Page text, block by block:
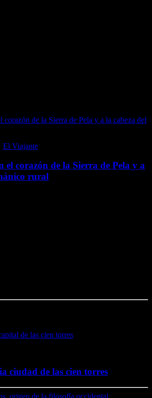
El Viajante
el corazón de la Sierra de Pela y a
rural
ciudad de las cien torres